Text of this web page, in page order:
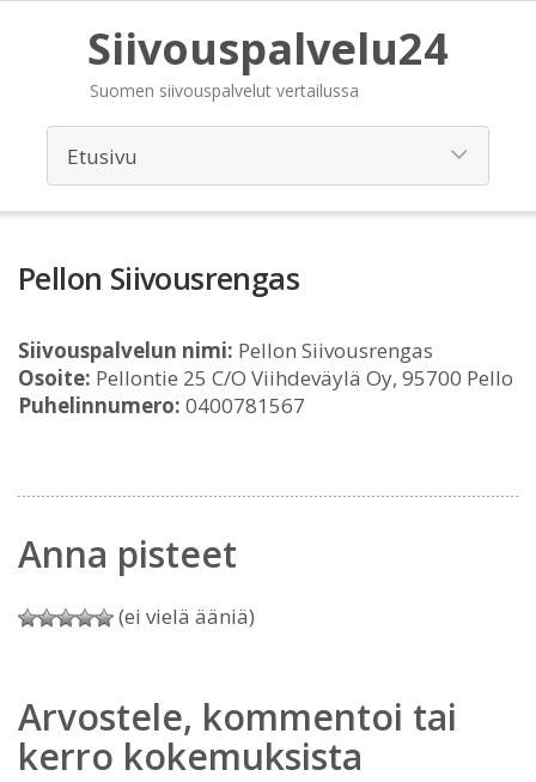
Siivouspalvelu24
Suomen siivouspalvelut vertailussa
Pellon Siivousrengas
Siivouspalvelun nimi: Pellon Siivousrengas
Osoite: Pellontie 25 C/O Viihdeväylä Oy, 95700 Pello
Puhelinnumero: 0400781567
Anna pisteet
(ei vielä ääniä)
Arvostele, kommentoi tai
kerro kokemuksista